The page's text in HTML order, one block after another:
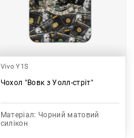
Vivo Y1S
Чохол "Вовк з Уолл-стріт"
Матеріал: Чорний матовий
силікон